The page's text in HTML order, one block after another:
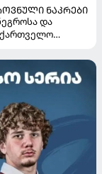
ᲜᲐᲙᲠᲔᲑᲘ
და